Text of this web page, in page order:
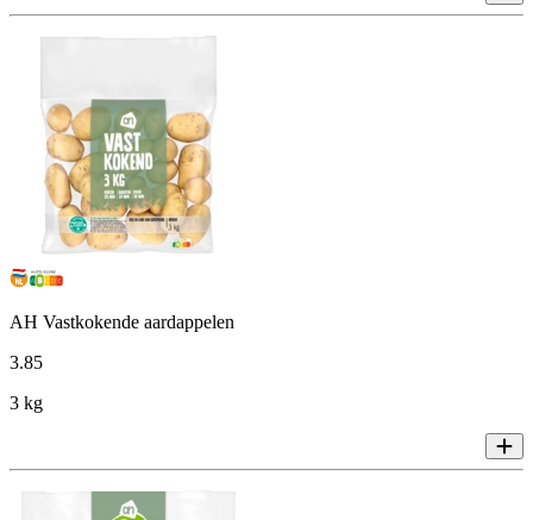
AH Vastkokende aardappelen
3.85
3 kg